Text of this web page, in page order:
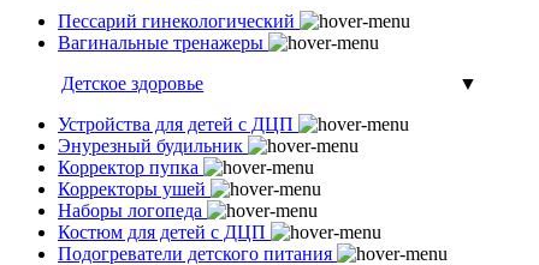
Пессарий гинекологический
Вагинальные тренажеры
Детское здоровье
▼
Устройства для детей с ДЦП
Энурезный будильник
Корректор пупка
Корректоры ушей
Наборы логопеда
Костюм для детей с ДЦП
Подогреватели детского питания